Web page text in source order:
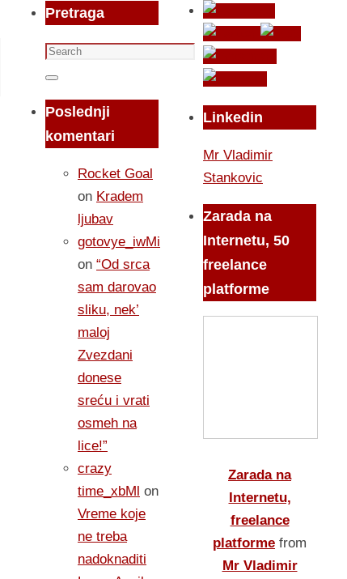
Pretraga
Search
for:
Search
Poslednji
komentari
Rocket Goal
on Kradem
ljubav
gotovye_iwMi
on “Od srca
sam darovao
sliku, nek’
maloj
Zvezdani
donese
sreću i vrati
osmeh na
lice!”
crazy
time_xbMl on
Vreme koje
ne treba
nadoknaditi
Linkedin
Mr Vladimir
Stankovic
Zarada na
Internetu, 50
freelance
platforme
Zarada na
Internetu,
freelance
platforme from
Mr Vladimir